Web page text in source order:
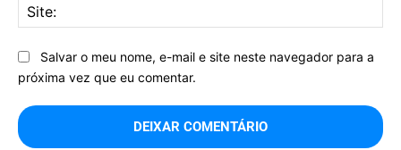
Salvar o meu nome, e-mail e site neste navegador para a
próxima vez que eu comentar.